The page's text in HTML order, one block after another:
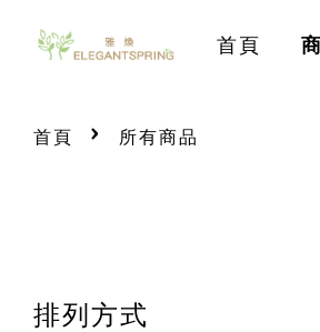
首頁
首頁 › 所有商品
排列方式